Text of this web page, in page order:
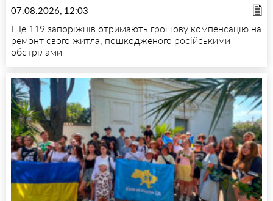
07.08.2026, 12:03
Ще 119 запоріжців отримають грошову компенсацію на
ремонт свого житла, пошкодженого російськими
обстрілами